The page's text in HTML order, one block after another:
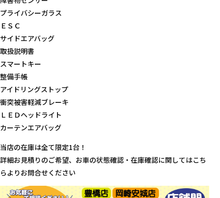
プライバシーガラス
ＥＳＣ
サイドエアバッグ
取扱説明書
スマートキー
整備手帳
アイドリングストップ
衝突被害軽減ブレーキ
ＬＥＤヘッドライト
カーテンエアバッグ
当店の在庫は全て限定1台！
詳細お見積りのご希望、お車の状態確認・在庫確認に関してはこち
らよりお問合せください